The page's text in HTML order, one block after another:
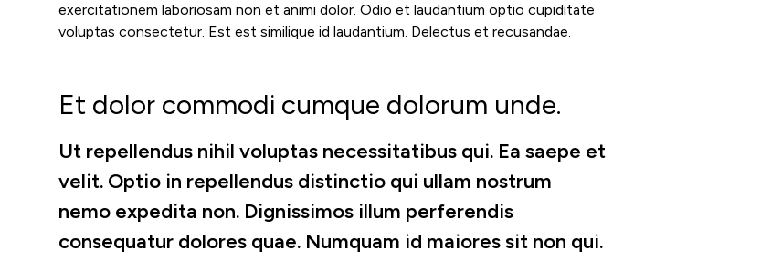
exercitationem laboriosam non et animi dolor. Odio et laudantium optio cupiditate
voluptas consectetur. Est est similique id laudantium. Delectus et recusandae.
Et dolor commodi cumque dolorum unde.
Ut repellendus nihil voluptas necessitatibus qui. Ea saepe et
velit. Optio in repellendus distinctio qui ullam nostrum
nemo expedita non. Dignissimos illum perferendis
consequatur dolores quae. Numquam id maiores sit non qui.